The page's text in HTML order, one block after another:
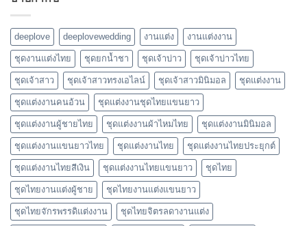
deeplove deeplovewedding งานแต่ง งานแต่งงาน
ชุดงานแต่งไทย ชุดยกน้ำชา ชุดเจ้าบ่าว ชุดเจ้าบ่าวไทย
ชุดเจ้าสาว ชุดเจ้าสาวทรงเอไลน์ ชุดเจ้าสาวมินิมอล ชุดแต่งงาน
ชุดแต่งงานคนอ้วน ชุดแต่งงานชุดไทยแขนยาว
ชุดแต่งงานผู้ชายไทย ชุดแต่งงานผ้าไหมไทย ชุดแต่งงานมินิมอล
ชุดแต่งงานแขนยาวไทย ชุดแต่งงานไทย ชุดแต่งงานไทยประยุกต์
ชุดแต่งงานไทยสีเงิน ชุดแต่งงานไทยแขนยาว ชุดไทย
ชุดไทยงานแต่งผู้ชาย ชุดไทยงานแต่งแขนยาว
ชุดไทยจักรพรรดิแต่งงาน ชุดไทยจิตรลดางานแต่ง